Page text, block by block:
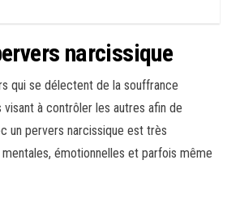
narcissique
qui se délectent de la souffrance
visant à contrôler les autres afin de
un pervers narcissique est très
émotionnelles et parfois même